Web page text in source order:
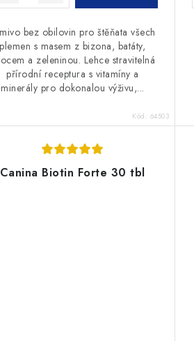
bez obilovin pro štěňata všech
plemen s masem z bizona, batáty,
a zeleninou. Lehce stravitelná
přírodní receptura s vitamíny a
minerály pro dokonalou výživu,...
Kód: 64503
Canina Biotin Forte 30 tbl